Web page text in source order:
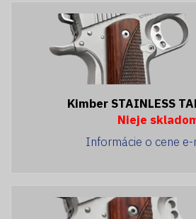
Kimber STAINLESS
Nieje
Informácie o cene